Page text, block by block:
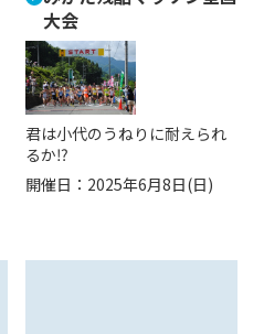
大会
君は小代のうねりに耐えられ
るか⁉
開催日： 2025年6月8日(日)